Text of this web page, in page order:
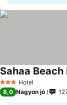
3 Kategória
Hotel
Sahaa Beach
8,0 Nagyon jó